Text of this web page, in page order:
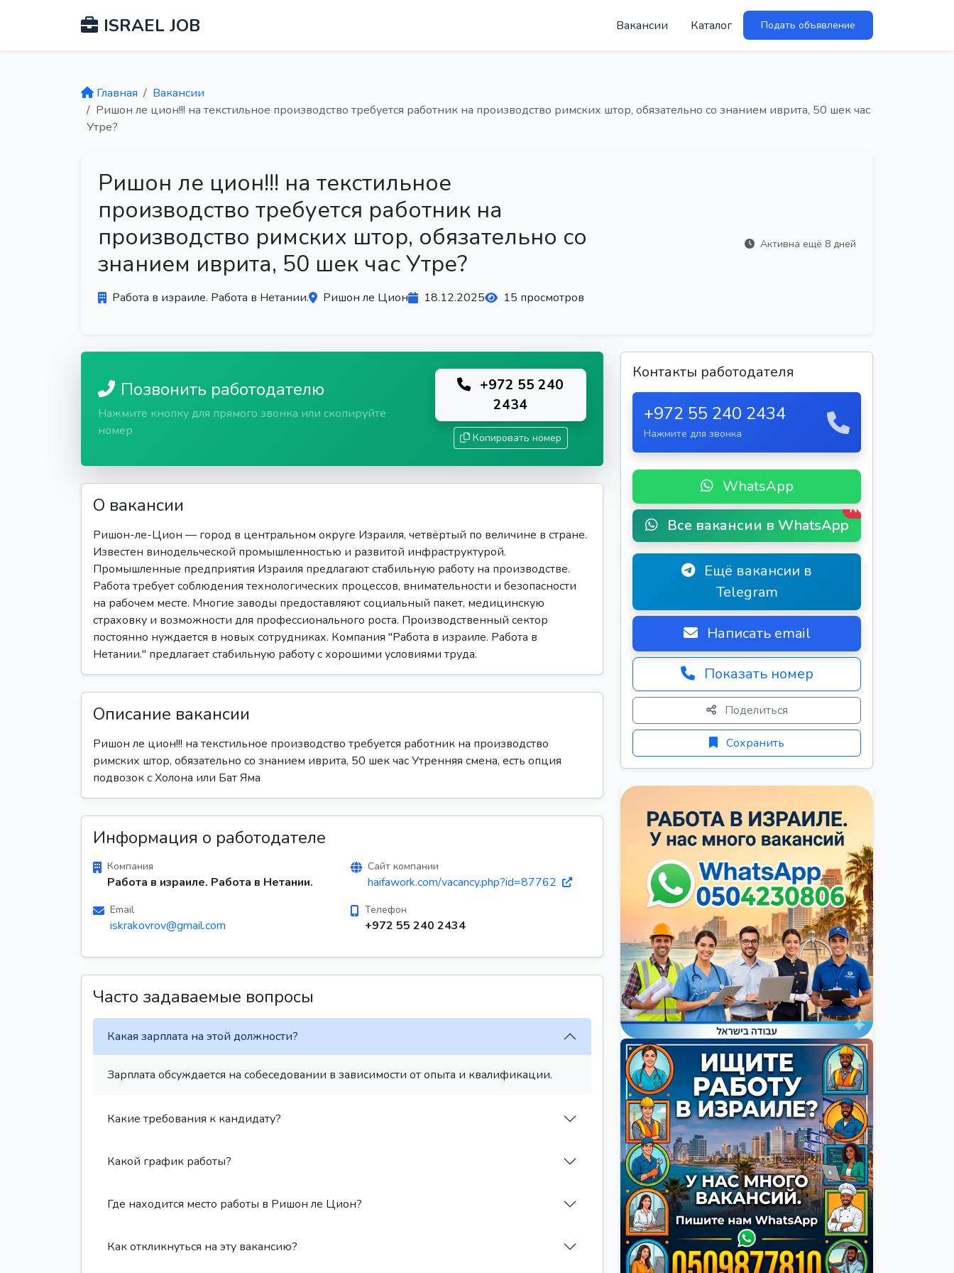
ISRAEL JOB Вакансии Каталог Подать объявление
Главная
Вакансии
Ришон ле цион!!! на текстильное производство требуется работник на производство римских штор, обязательно со знанием иврита, 50 шек час
Утре?
Ришон ле цион!!! на текстильное
производство требуется работник на
производство римских штор, обязательно со
знанием иврита, 50 шек час Утре?
Работа в израиле. Работа в Нетании. Ришон ле Цион 18.12.2025 15 просмотров
Активна ещё 8 дней
Позвонить работодателю
Нажмите кнопку для прямого звонка или скопируйте
номер
+972 55 240
2434
Копировать номер
О вакансии
Ришон-ле-Цион — город в центральном округе Израиля, четвёртый по величине в стране.
Известен винодельческой промышленностью и развитой инфраструктурой.
Промышленные предприятия Израиля предлагают стабильную работу на производстве.
Работа требует соблюдения технологических процессов, внимательности и безопасности
на рабочем месте. Многие заводы предоставляют социальный пакет, медицинскую
страховку и возможности для профессионального роста. Производственный сектор
постоянно нуждается в новых сотрудниках. Компания "Работа в израиле. Работа в
Нетании." предлагает стабильную работу с хорошими условиями труда.
Описание вакансии
Ришон ле цион!!! на текстильное производство требуется работник на производство
римских штор, обязательно со знанием иврита, 50 шек час Утренняя смена, есть опция
подвозок с Холона или Бат Яма
Информация о работодателе
Компания
Работа в израиле. Работа в Нетании.
Сайт компании
haifawork.com/vacancy.php?id=87762
Email
iskrakovrov@gmail.com
Телефон
+972 55 240 2434
Часто задаваемые вопросы
Какая зарплата на этой должности?
Зарплата обсуждается на собеседовании в зависимости от опыта и квалификации.
Какие требования к кандидату?
Какой график работы?
Где находится место работы в Ришон ле Цион?
Как откликнуться на эту вакансию?
Контакты работодателя
+972 55 240 2434
Нажмите для звонка
WhatsApp
Все вакансии в WhatsApp
New
Ещё вакансии в
Telegram
Написать email
Показать номер
Поделиться
Сохранить